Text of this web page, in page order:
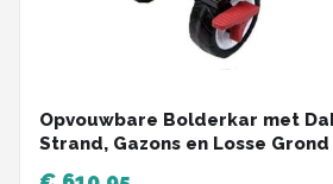
Opvouwbare Bolderkar met
Strand, Gazons en Losse
Frame en Makkelijk